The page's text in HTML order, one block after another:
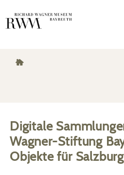
Digitale
Wagner-Stiftung
Objektefür Salzburg